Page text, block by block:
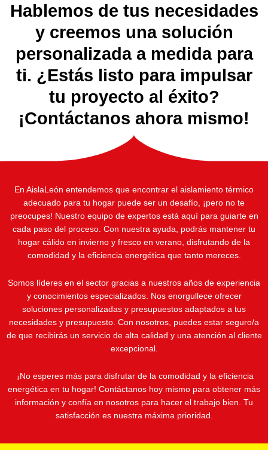
Hablemos de tus necesidades
y creemos una solución
personalizada a medida para
ti. ¿Estás listo para impulsar
tu proyecto al éxito?
¡Contáctanos ahora mismo!
En AislaLeón entendemos que encontrar el aislamiento térmico
adecuado para tu hogar puede ser un desafío, ¡pero no te
preocupes! Nuestro equipo de expertos está aquí para guiarte en
cada paso del proceso. Con nuestra ayuda, podrás mantener tu
hogar cálido en invierno y fresco en verano, disfrutando de la
comodidad y la eficiencia energética que tanto mereces.
Somos líderes en el sector gracias a nuestros años de experiencia
y conocimientos especializados. Nos enorgullece ofrecer
soluciones personalizadas y presupuestos adaptados a tus
necesidades y presupuesto. Con nosotros, puedes estar seguro/a
de que recibirás un servicio de alta calidad y una atención al cliente
excepcional.
¡No esperes más para disfrutar de la comodidad y la eficiencia
energética en tu hogar! Contáctanos hoy mismo para obtener más
información y confía en nosotros para hacer el trabajo bien. Tu
satisfacción es nuestra máxima prioridad.